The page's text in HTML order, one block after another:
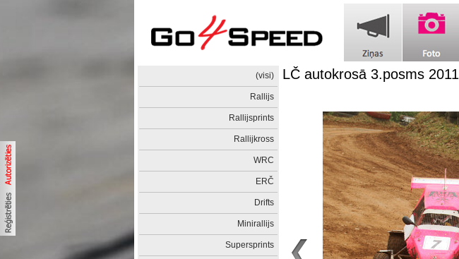
(visi)
Rallijs
Rallijsprints
Rallijkross
WRC
ERČ
Drifts
Minirallijs
Supersprints
LČ autokrosā 3.posms 2011